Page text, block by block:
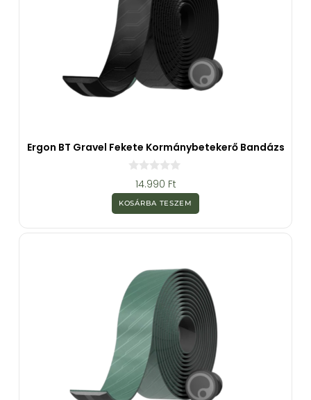
Ergon BT Gravel Fekete Kormánybetekerő Bandázs
z
5
b
14.990 Ft
KOSÁRBA TESZEM